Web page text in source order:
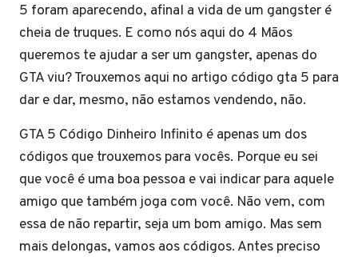
5 foram aparecendo, afinal a vida de um gangster é
cheia de truques. E como nós aqui do 4 Mãos
queremos te ajudar a ser um gangster, apenas do
GTA viu? Trouxemos aqui no artigo código gta 5 para
dar e dar, mesmo, não estamos vendendo, não.
GTA 5 Código Dinheiro Infinito é apenas um dos
códigos que trouxemos para vocês. Porque eu sei
que você é uma boa pessoa e vai indicar para aquele
amigo que também joga com você. Não vem, com
essa de não repartir, seja um bom amigo. Mas sem
mais delongas, vamos aos códigos. Antes preciso